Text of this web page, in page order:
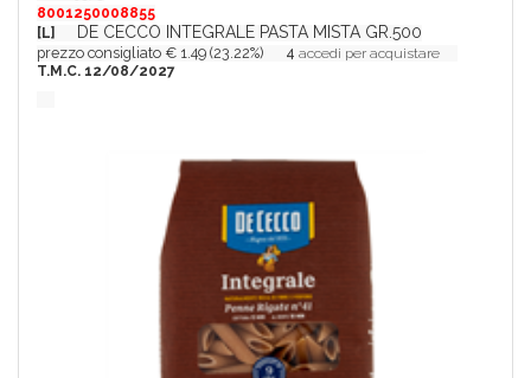
8001250008855
[L]
DE CECCO INTEGRALE PASTA MISTA GR.500
prezzo consigliato € 1.49 (23.22%) 4 accedi per acquistare
T.M.C. 12/08/2027